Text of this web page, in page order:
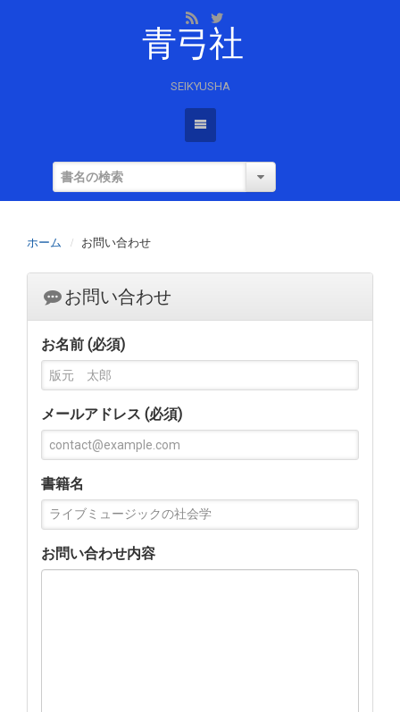
青弓社
SEIKYUSHA
ホーム お問い合わせ
お問い合わせ
お名前 (必須)
メールアドレス (必須)
書籍名
お問い合わせ内容